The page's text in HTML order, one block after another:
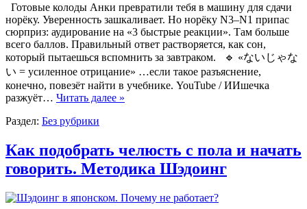
Готовые колоды Анки превратили тебя в машину для сдачи
норёку. Уверенность зашкаливает. Но норёку N3–N1 припас
сюрприз: аудирование на «3 быстрые реакции». Там больше
всего баллов. Правильный ответ растворяется, как сон,
который пытаешься вспомнить за завтраком. 🔹 «ないじゃな
い = усиленное отрицание» …если такое разъяснение,
конечно, повезёт найти в учебнике. YouTube / ИИшечка
разжуёт… Читать далее »
Раздел: Без рубрики
Как подобрать челюсть с пола и начать
говорить. Методика Шэдоинг